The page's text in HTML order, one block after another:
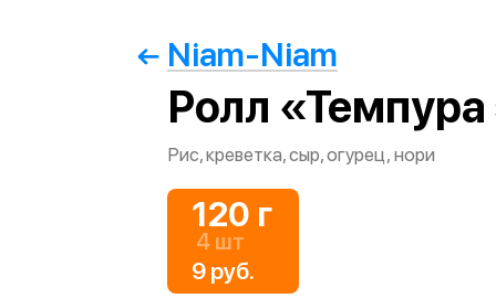
Niam-Niam
Ролл
Рис, креветка, сыр, огурец, нори
120 г
4 шт
9 руб.